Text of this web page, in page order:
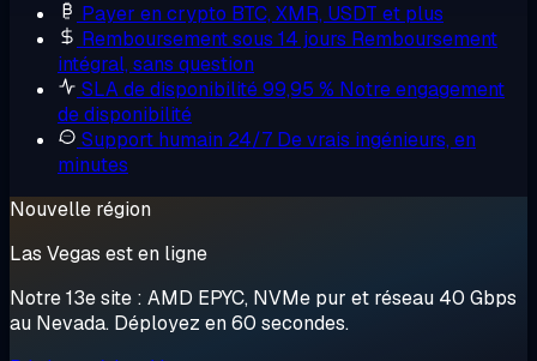
Payer en crypto BTC, XMR, USDT et plus
Remboursement sous 14 jours Remboursement
intégral, sans question
SLA de disponibilité 99,95 % Notre engagement
de disponibilité
Support humain 24/7 De vrais ingénieurs, en
minutes
Nouvelle région
Las Vegas est en ligne
Notre 13e site : AMD EPYC, NVMe pur et réseau 40 Gbps
au Nevada. Déployez en 60 secondes.